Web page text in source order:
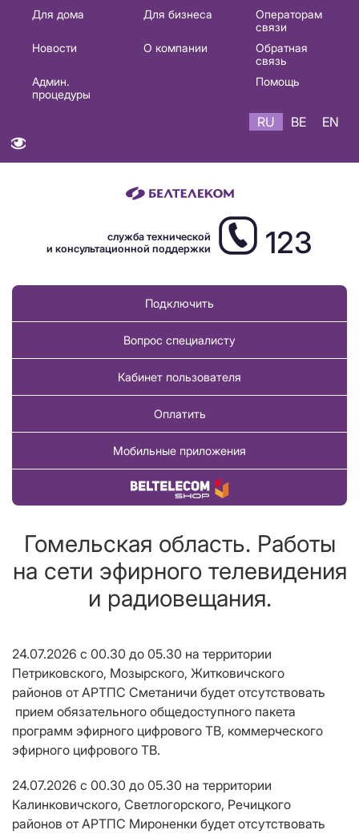
Основная
навигация
Для дома Для бизнеса
Операторам
связи
Новости
О компании
Обратная
связь
Админ.
процедуры
Помощь
RU BE EN
служба технической
и консультационной поддержки
123
Подключить
Вопрос специалисту
Кабинет пользователя
Оплатить
Мобильные приложения
Купить товар
Гомельская область. Работы
на сети эфирного телевидения
и радиовещания.
24.07.2026 с 00.30 до 05.30 на территории
Петриковского, Мозырского, Житковичского
районов от АРТПС Сметаничи будет отсутствовать
прием обязательного общедоступного пакета
программ эфирного цифрового ТВ, коммерческого
эфирного цифрового ТВ.
24.07.2026 с 00.30 до 05.30 на территории
Калинковичского, Светлогорского, Речицкого
районов от АРТПС Мироненки будет отсутствовать